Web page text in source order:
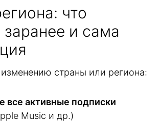
что
заранее и сама
изменению страны или региона:
все активные подписки
Music и др.)